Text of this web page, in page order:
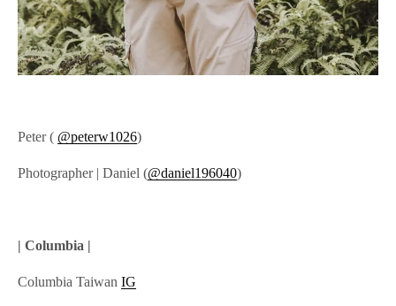
Peter ( @peterw1026)
Photographer | Daniel (@daniel196040)
| Columbia |
Columbia TaiwanIG